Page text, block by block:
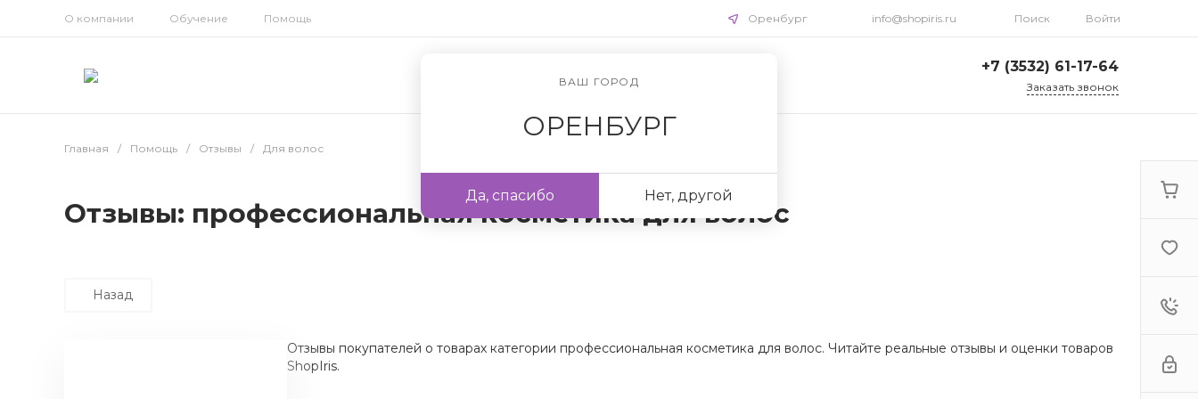
О компании Обучение Помощь Оренбург
ВАШ ГОРОД
ОРЕНБУРГ
Да, спасибо Нет, другой
info@shopiris.ru Поиск Войти
+7 (3532) 61-17-64
Заказать звонок
Главная / Помощь / Отзывы / Для волос
Отзывы: профессиональная косметика для волос
Назад
Отзывы покупателей о товарах категории профессиональная косметика для волос. Читайте реальные отзывы и оценки товаров
ShopIris.